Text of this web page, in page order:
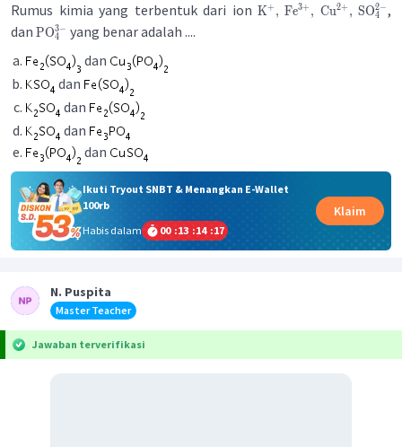
Rumus kimia yang terbentuk dari ionK+ , Fe3+ , Cu2+ , SO4
2−,
dan PO4
3− yang benar adalah ....
dan
dan
dan
dan
dan
Ikuti Tryout SNBT & Menangkan E-Wallet
100rb
Habis dalam
00 :13 :14 :17
Klaim
N. Puspita
Master Teacher
Jawaban terverifikasi